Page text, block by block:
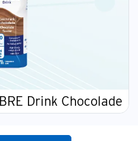
Drink Chocolade